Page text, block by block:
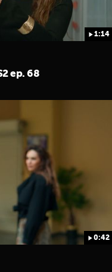
1:14
ep. 68
0:42